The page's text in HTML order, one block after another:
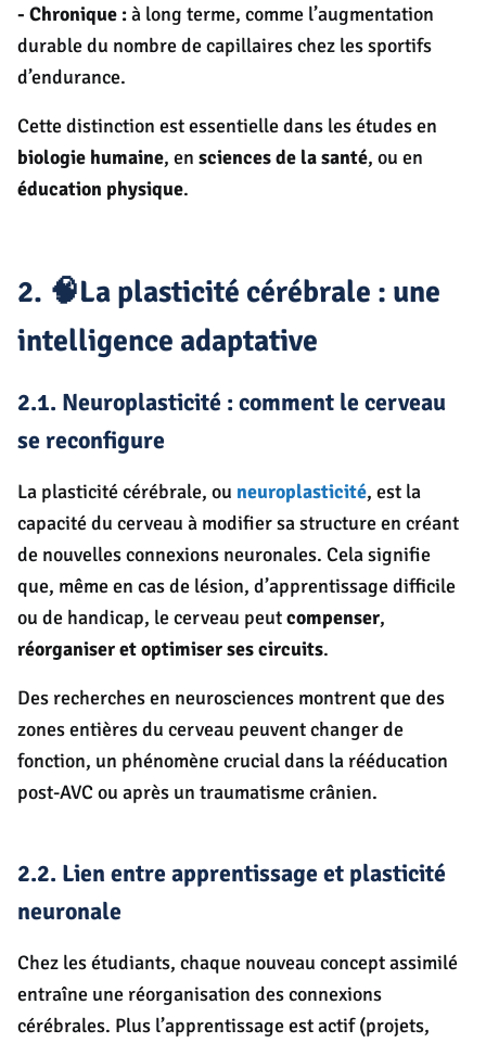
- Chronique :à long terme, comme l’augmentation
durable du nombre de capillaires chez les sportifs
d’endurance.
Cette distinction est essentielle dans les études en
biologie humaine, en sciences de la santé, ou en
éducation physique.
2. 🧠La plasticité cérébrale : une
intelligence adaptative
2.1. Neuroplasticité : comment le cerveau
se reconfigure
La plasticité cérébrale, ou neuroplasticité, est la
capacité du cerveau à modifier sa structure en créant
de nouvelles connexions neuronales. Cela signifie
que, même en cas de lésion, d’apprentissage difficile
ou de handicap, le cerveau peutcompenser,
réorganiser et optimiser ses circuits.
Des recherches en neurosciences montrent que des
zones entières du cerveau peuvent changer de
fonction, un phénomène crucial dans la rééducation
post-AVC ou après un traumatisme crânien.
2.2. Lien entre apprentissage et plasticité
neuronale
Chez les étudiants, chaque nouveau concept assimilé
entraîne une réorganisation des connexions
cérébrales. Plus l’apprentissage est actif (projets,